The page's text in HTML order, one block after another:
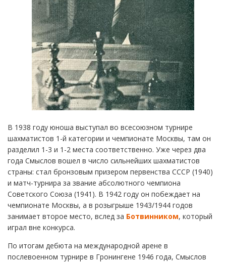
В 1938 году юноша выступал во всесоюзном турнире
шахматистов 1-й категории и чемпионате Москвы, там он
разделил 1-3 и 1-2 места соответственно. Уже через два
года Смыслов вошел в число сильнейших шахматистов
страны: стал бронзовым призером первенства СССР (1940)
и матч-турнира за звание абсолютного чемпиона
Советского Союза (1941). В 1942 году он побеждает на
чемпионате Москвы, а в розыгрыше 1943/1944 годов
занимает второе место, вслед за Ботвинником, который
играл вне конкурса.
По итогам дебюта на международной арене в
послевоенном турнире в Гронингене 1946 года, Смыслов